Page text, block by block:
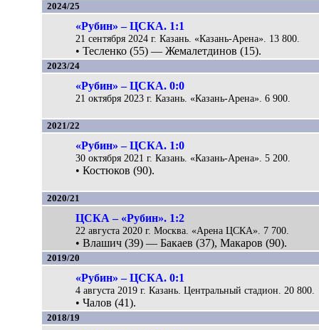
2024/25
«Рубин» – ЦСКА. 1:1
21 сентября 2024 г. Казань. «Казань-Арена». 13 800.
• Тесленко (55) — Жемалетдинов (15).
2023/24
«Рубин» – ЦСКА. 0:0
21 октября 2023 г. Казань. «Казань-Арена». 6 900.
2021/22
«Рубин» – ЦСКА. 1:0
30 октября 2021 г. Казань. «Казань-Арена». 5 200.
• Костюков (90).
2020/21
ЦСКА – «Рубин». 1:2
22 августа 2020 г. Москва. «Арена ЦСКА». 7 700.
• Влашич (39) — Бакаев (37), Макаров (90).
2019/20
«Рубин» – ЦСКА. 0:1
4 августа 2019 г. Казань. Центральный стадион. 20 800.
• Чалов (41).
2018/19